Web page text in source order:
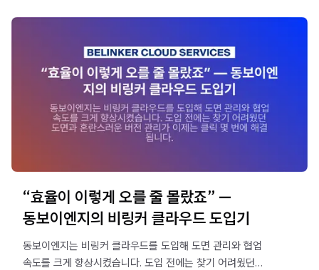
“효율이 이렇게 오를 줄 몰랐죠” —
동보이엔지의 비링커 클라우드 도입기
동보이엔지는 비링커 클라우드를 도입해 도면 관리와 협업
속도를 크게 향상시켰습니다. 도입 전에는 찾기 어려웠던